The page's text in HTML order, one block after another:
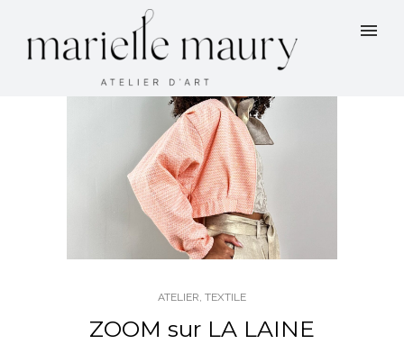
ATELIER, TEXTILE
ZOOM sur LA LAINE